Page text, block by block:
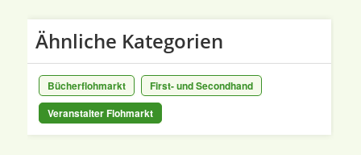
Ähnliche Kategorien
Bücherflohmarkt
First- und Secondhand
Veranstalter Flohmarkt